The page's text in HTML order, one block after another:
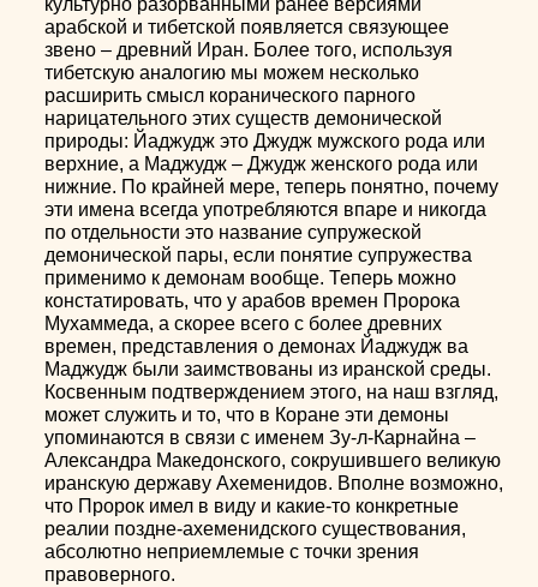
культурно разорванными ранее версиями
арабской и тибетской появляется связующее
звено – древний Иран. Более того, используя
тибетскую аналогию мы можем несколько
расширить смысл коранического парного
нарицательного этих существ демонической
природы: Йаджудж это Джудж мужского рода или
верхние, а Маджудж – Джудж женского рода или
нижние. По крайней мере, теперь понятно, почему
эти имена всегда употребляются впаре и никогда
по отдельности это название супружеской
демонической пары, если понятие супружества
применимо к демонам вообще. Теперь можно
констатировать, что у арабов времен Пророка
Мухаммеда, а скорее всего с более древних
времен, представления о демонах Йаджудж ва
Маджудж были заимствованы из иранской среды.
Косвенным подтверждением этого, на наш взгляд,
может служить и то, что в Коране эти демоны
упоминаются в связи с именем Зу-л-Карнайна –
Александра Македонского, сокрушившего великую
иранскую державу Ахеменидов. Вполне возможно,
что Пророк имел в виду и какие-то конкретные
реалии поздне-ахеменидского существования,
абсолютно неприемлемые с точки зрения
правоверного.